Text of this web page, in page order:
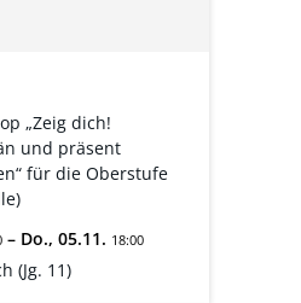
„Zeig dich!
und präsent
für die Oberstufe
– Do., 05.11. 18:00
(Jg. 11)